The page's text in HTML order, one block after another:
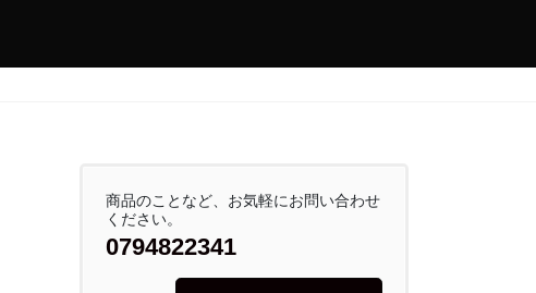
商品のことなど、お気軽にお問い合わせ
ください。
0794822341